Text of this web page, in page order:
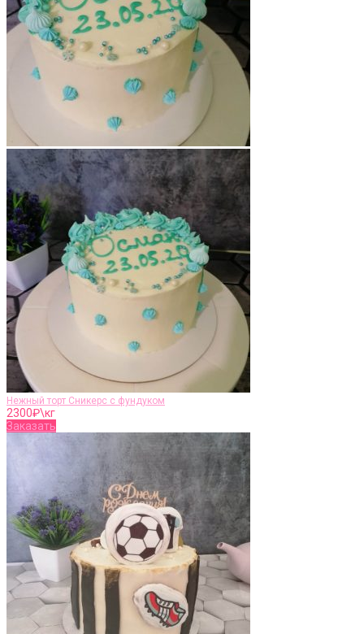
Нежный торт Сникерс с фундуком
2300₽\кг
Заказать